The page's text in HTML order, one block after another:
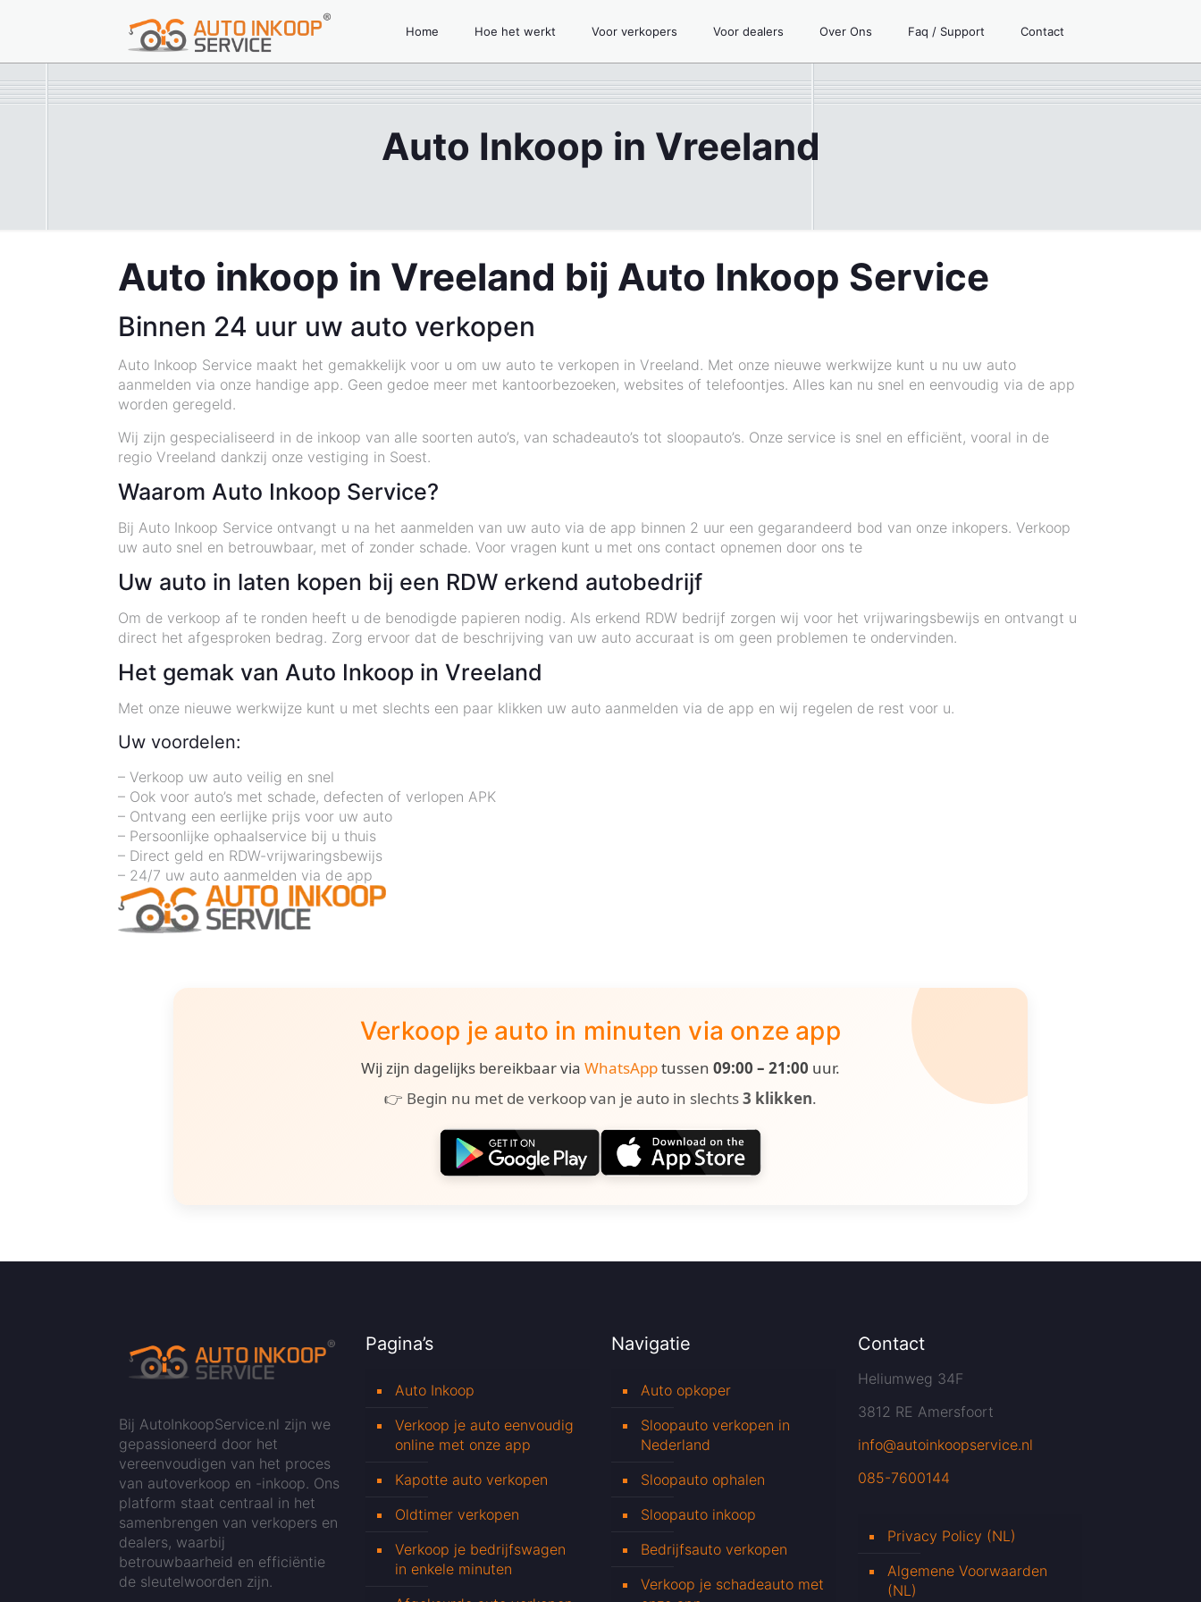
Home Hoe het werkt Voor verkopers Voor dealers Over Ons Faq / Support Contact
Auto Inkoop in Vreeland
Auto inkoop in Vreeland bij Auto Inkoop Service
Binnen 24 uur uw auto verkopen
Auto Inkoop Service maakt het gemakkelijk voor u om uw auto te verkopen in Vreeland. Met onze nieuwe werkwijze kunt u nu uw auto
aanmelden via onze handige app. Geen gedoe meer met kantoorbezoeken, websites of telefoontjes. Alles kan nu snel en eenvoudig via de app
worden geregeld.
Wij zijn gespecialiseerd in de inkoop van alle soorten auto’s, van schadeauto’s tot sloopauto’s. Onze service is snel en efficiënt, vooral in de
regio Vreeland dankzij onze vestiging in Soest.
Waarom Auto Inkoop Service?
Bij Auto Inkoop Service ontvangt u na het aanmelden van uw auto via de app binnen 2 uur een gegarandeerd bod van onze inkopers. Verkoop
uw auto snel en betrouwbaar, met of zonder schade. Voor vragen kunt u met ons contact opnemen door ons te
Uw auto in laten kopen bij een RDW erkend autobedrijf
Om de verkoop af te ronden heeft u de benodigde papieren nodig. Als erkend RDW bedrijf zorgen wij voor het vrijwaringsbewijs en ontvangt u
direct het afgesproken bedrag. Zorg ervoor dat de beschrijving van uw auto accuraat is om geen problemen te ondervinden.
Het gemak van Auto Inkoop in Vreeland
Met onze nieuwe werkwijze kunt u met slechts een paar klikken uw auto aanmelden via de app en wij regelen de rest voor u.
Uw voordelen:
– Verkoop uw auto veilig en snel
– Ook voor auto’s met schade, defecten of verlopen APK
– Ontvang een eerlijke prijs voor uw auto
– Persoonlijke ophaalservice bij u thuis
– Direct geld en RDW-vrijwaringsbewijs
– 24/7 uw auto aanmelden via de app
Verkoop je auto in minuten via onze app
Wij zijn dagelijks bereikbaar via WhatsApptussen 09:00 – 21:00 uur.
👉 Begin nu met de verkoop van je auto in slechts3 klikken.
Bij AutoInkoopService.nl zijn we
gepassioneerd door het
vereenvoudigen van het proces
van autoverkoop en -inkoop. Ons
platform staat centraal in het
samenbrengen van verkopers en
dealers, waarbij
betrouwbaarheid en efficiëntie
de sleutelwoorden zijn.
Pagina’s
Auto Inkoop
Verkoop je auto eenvoudig
online met onze app
Kapotte auto verkopen
Oldtimer verkopen
Verkoop je bedrijfswagen
in enkele minuten
Navigatie
Auto opkoper
Sloopauto verkopen in
Nederland
Sloopauto ophalen
Sloopauto inkoop
Bedrijfsauto verkopen
Verkoop je schadeauto met
Contact
Heliumweg 34F
3812 RE Amersfoort
info@autoinkoopservice.nl
085-7600144
Privacy Policy (NL)
Algemene Voorwaarden
(NL)